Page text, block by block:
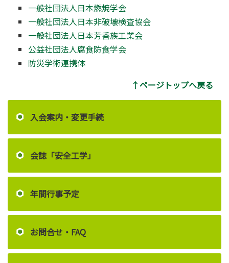
入会案内・変更手続
会誌「安全工学」
年間行事予定
お問合せ・FAQ
一般社団法人日本燃焼学会
一般社団法人日本非破壊検査協会
一般社団法人日本芳香族工業会
公益社団法人腐食防食学会
防災学術連携体
↑ページトップへ戻る